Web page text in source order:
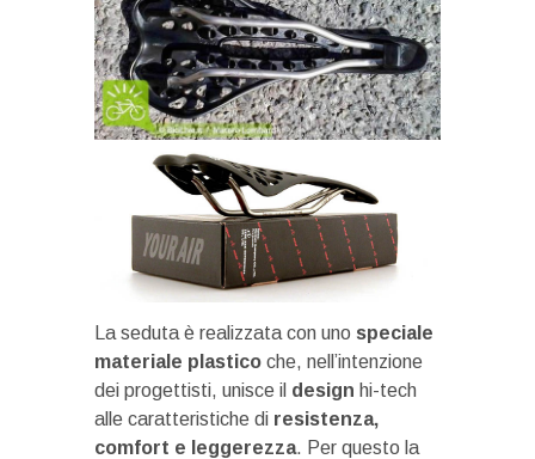
La seduta è realizzata con uno speciale
materiale plastico che, nell’intenzione
dei progettisti, unisce il design hi-tech
alle caratteristiche di resistenza,
comfort e leggerezza. Per questo la